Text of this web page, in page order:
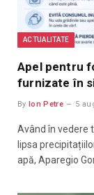
ACTUALITATE
Apel pentru
furnizate în
By Ion Petre 5
Având în vedere
lipsa
apă, Aparegio